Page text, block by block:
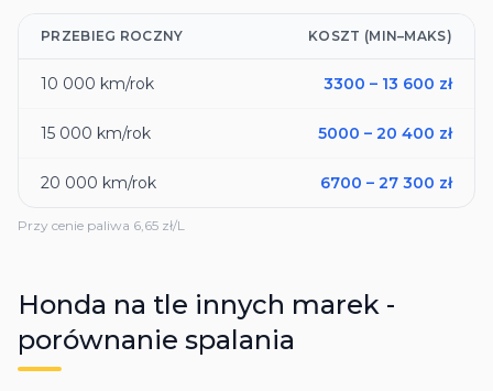
PRZEBIEG ROCZNY KOSZT (MIN–MAKS)
10 000 km/rok 3300 – 13 600 zł
15 000 km/rok 5000 – 20 400 zł
20 000 km/rok 6700 – 27 300 zł
Przy cenie paliwa 6,65 zł/L
Honda na tle innych marek -
porównanie spalania